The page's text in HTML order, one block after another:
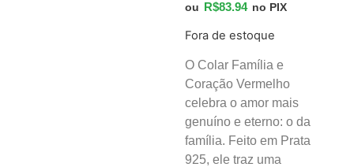
ou R$83.94 no PIX
Fora de estoque
O Colar Família e
Coração Vermelho
celebra o amor mais
genuíno e eterno: o da
família. Feito em Prata
925, ele traz uma